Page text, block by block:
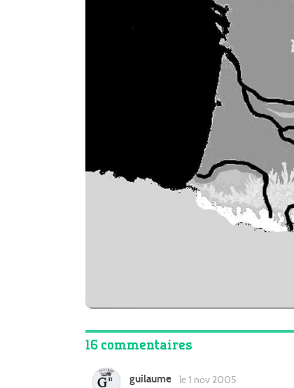
16 commentaires
guilaume le 1 nov 2005